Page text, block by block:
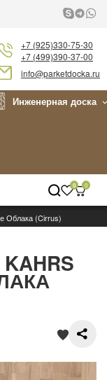
+7 (925)330-75-30
+7 (499)390-37-00
info@parketdocka.ru
Инженерная доска
0 0
Облака (Cirrus)